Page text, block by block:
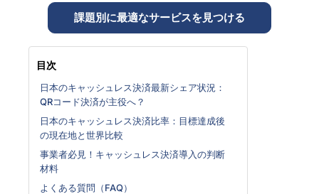
課題別に最適なサービスを見つける
目次
日本のキャッシュレス決済最新シェア状況：
QRコード決済が主役へ？
日本のキャッシュレス決済比率：目標達成後
の現在地と世界比較
事業者必見！キャッシュレス決済導入の判断
材料
よくある質問（FAQ）